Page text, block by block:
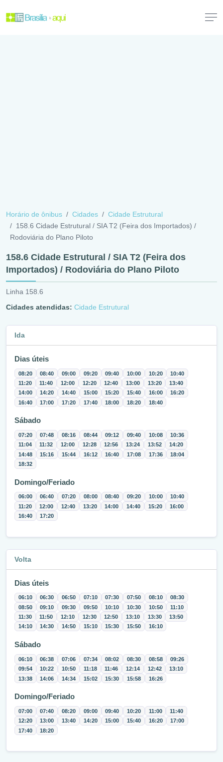
Horário de ônibus Cidades
Cidade Estrutural
158.6 Cidade Estrutural / SIA T2 (Feira dos Importados) /
Rodoviária do Plano Piloto
158.6 Cidade Estrutural / SIA T2 (Feira dos
Importados) / Rodoviária do Plano Piloto
Linha 158.6
Cidades atendidas: Cidade Estrutural
Ida
Dias úteis
08:20 08:40 09:00 09:20 09:40 10:00 10:20
10:40
11:20
11:40 12:00 12:20 12:40 13:00 13:20
13:40
14:00
14:20 14:40 15:00 15:20 15:40 16:00
16:20
16:40
17:00 17:20 17:40 18:00 18:20 18:40
Sábado
07:20 07:48 08:16 08:44 09:12 09:40 10:08
10:36
11:04
11:32 12:00 12:28 12:56 13:24 13:52
14:20
14:48
15:16 15:44 16:12 16:40 17:08 17:36
18:04
18:32
Domingo/Feriado
06:00 06:40 07:20 08:00 08:40 09:20 10:00
10:40
11:20
12:00 12:40 13:20 14:00 14:40 15:20
16:00
16:40
17:20
Volta
Dias úteis
06:10 06:30 06:50 07:10 07:30 07:50 08:10
08:30
08:50
09:10 09:30 09:50 10:10 10:30 10:50
11:10
11:30
11:50 12:10 12:30 12:50 13:10 13:30
13:50
14:10
14:30 14:50 15:10 15:30 15:50 16:10
Sábado
06:10 06:38 07:06 07:34 08:02 08:30 08:58
09:26
09:54
10:22 10:50 11:18 11:46 12:14 12:42
13:10
13:38
14:06 14:34 15:02 15:30 15:58 16:26
Domingo/Feriado
07:00 07:40 08:20 09:00 09:40 10:20 11:00
11:40
12:20
13:00 13:40 14:20 15:00 15:40 16:20
17:00
17:40
18:20